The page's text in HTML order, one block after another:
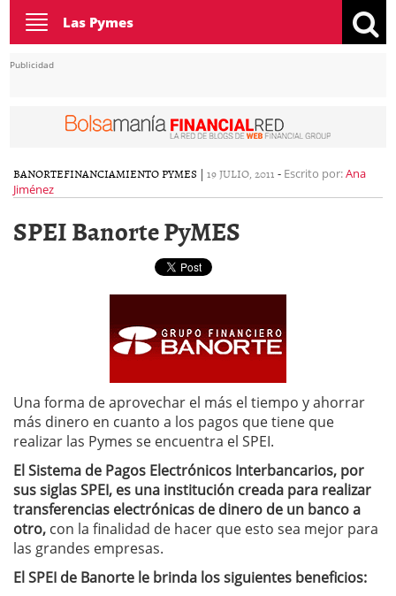
Toggle
navigation
Las Pymes
Publicidad
BANORTEFINANCIAMIENTO PYMES | 19 JULIO, 2011 - Escrito por:Ana
Jiménez
SPEI Banorte PyMES
Una forma de aprovechar el más el tiempo y ahorrar
más dinero en cuanto a los pagos que tiene que
realizar las Pymes se encuentra el SPEI.
El Sistema de Pagos Electrónicos Interbancarios, por
sus siglas SPEI, es una institución creada para realizar
transferencias electrónicas de dinero de un banco a
otro, con la finalidad de hacer que esto sea mejor para
las grandes empresas.
El SPEI de Banorte le brinda los siguientes beneficios: